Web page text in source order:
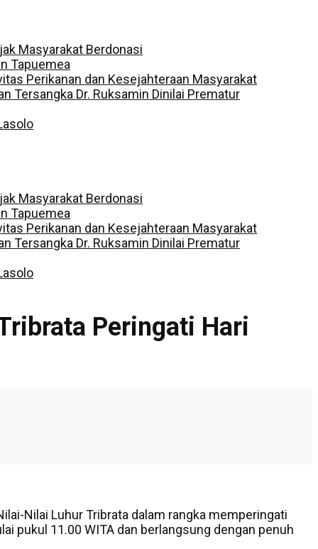
Masyarakat Berdonasi
Tapuemea
Perikanan dan Kesejahteraan Masyarakat
Tersangka Dr. Ruksamin Dinilai Prematur
Masyarakat Berdonasi
Tapuemea
Perikanan dan Kesejahteraan Masyarakat
Tersangka Dr. Ruksamin Dinilai Prematur
Peringati Hari
Nilai Luhur Tribrata dalam rangka memperingati
pukul 11.00 WITA dan berlangsung dengan penuh